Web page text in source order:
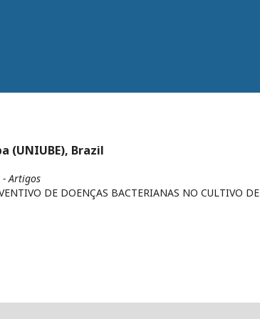
(UNIUBE), Brazil
- Artigos
DE DOENÇAS BACTERIANAS NO CULTIVO DE